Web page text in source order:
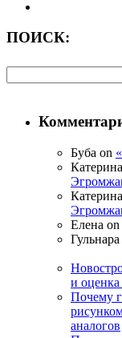
ПОИСК:
Буба on
Елена on
Гульнара
и оценка
Почему
аналогов